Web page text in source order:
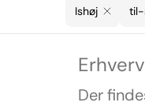
Ishøj til-
Der